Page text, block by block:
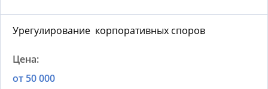
Урегулирование корпоративных споров
от 50 000